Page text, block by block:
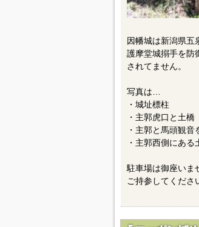
因幡城は新潟県五
護摩堂城搦手を防
されてません。
写真は…
・城址標柱
・主郭虎口と土橋
・主郭と馬頭観音
・主郭西側にある
駐車場は御座いま
ご持参してくださ